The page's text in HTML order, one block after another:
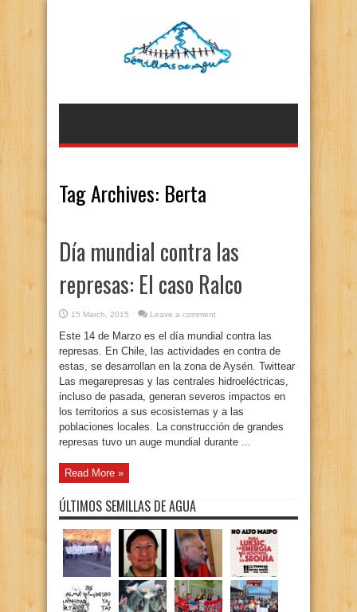
Tag Archives: Berta
Día mundial contra las
represas: El caso Ralco
15 March, 2015 Leave a comment
Este 14 de Marzo es el día mundial contra las
represas. En Chile, las actividades en contra de
estas, se desarrollan en la zona de Aysén. Twittear
Las megarepresas y las centrales hidroeléctricas,
incluso de pasada, generan severos impactos en
los territorios a sus ecosistemas y a las
poblaciones locales. La construcción de grandes
represas tuvo un auge mundial durante ...
Read More »
ÚLTIMOS SEMILLAS DE AGUA